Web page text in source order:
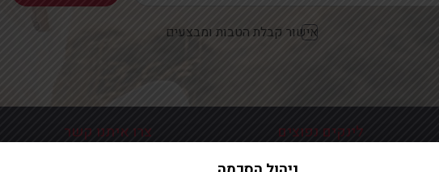
אישור קבלת הטבות ומבצעים
לינקים נפוצים
כניסה עמוד הבית
צרו איתנו קשר